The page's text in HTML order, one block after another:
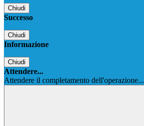
Chiudi
Successo
Chiudi
Informazione
Chiudi
Attendere...
Attendere il completamento dell'operazione...